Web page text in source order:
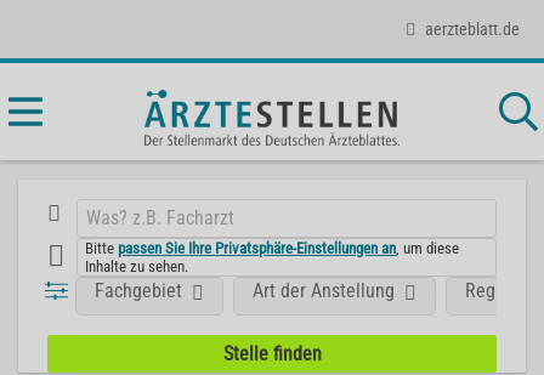
aerzteblatt.de
Bittepassen Sie Ihre Privatsphäre-Einstellungen an , um diese
Inhalte zu sehen.
Fachgebiet Art der Anstellung Region